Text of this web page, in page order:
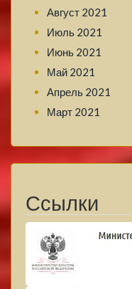
Август 2021
Июль 2021
Июнь 2021
Май 2021
Апрель 2021
Март 2021
Ссылки